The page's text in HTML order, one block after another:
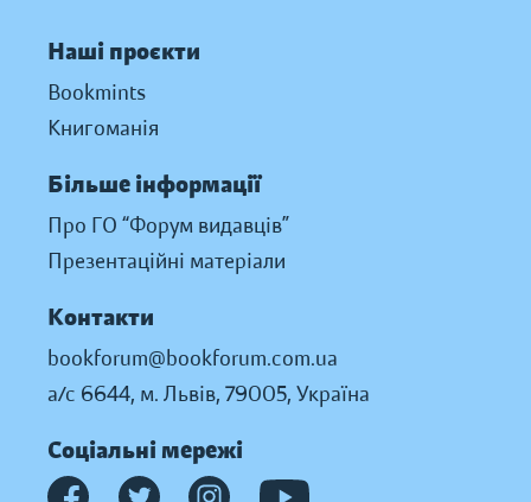
Наші проєкти
Bookmints
Книгоманія
Більше інформації
Про ГО “Форум видавців”
Презентаційні матеріали
Контакти
bookforum@bookforum.com.ua
а/с 6644, м. Львів, 79005, Україна
Соціальні мережі